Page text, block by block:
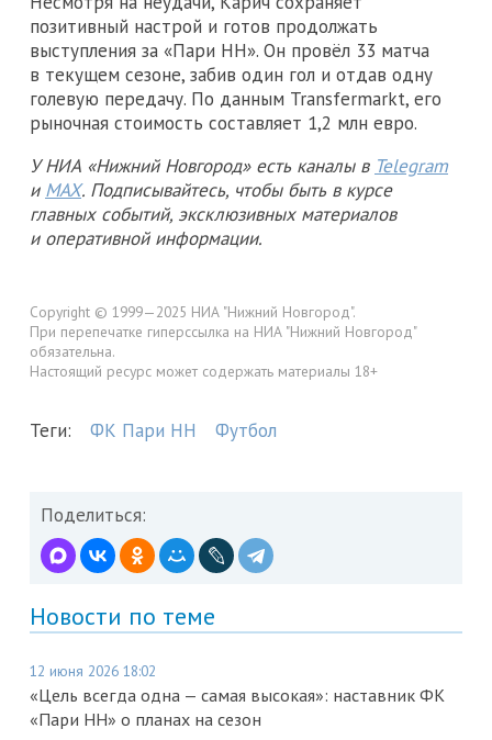
позитивный настрой и готов продолжать
выступления за «Пари НН». Он провёл 33 матча
в текущем сезоне, забив один гол и отдав одну
голевую передачу. По данным Transfermarkt, его
рыночная стоимость составляет 1,2 млн евро.
У НИА «Нижний Новгород» есть каналы в Telegram
и MAX. Подписывайтесь, чтобы быть в курсе
главных событий, эксклюзивных материалов
и оперативной информации.
Copyright © 1999—2025 НИА "Нижний Новгород".
При перепечатке гиперссылка на НИА "Нижний Новгород"
обязательна.
Настоящий ресурс может содержать материалы 18+
Теги: ФК Пари НН Футбол
Поделиться:
Новости по теме
12 июня 2026 18:02
«Цель всегда одна — самая высокая»: наставник ФК
«Пари НН» о планах на сезон